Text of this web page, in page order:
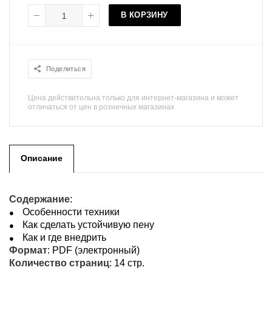
В КОРЗИНУ
Поделиться
Цена действительна только для интернет-магазина и может
отличаться от цен в розничных магазинах
Описание
Содержание:
Особенности техники
Как сделать устойчивую пену
Как и где внедрить
Формат: PDF (электронный)
Количество страниц: 14 стр.